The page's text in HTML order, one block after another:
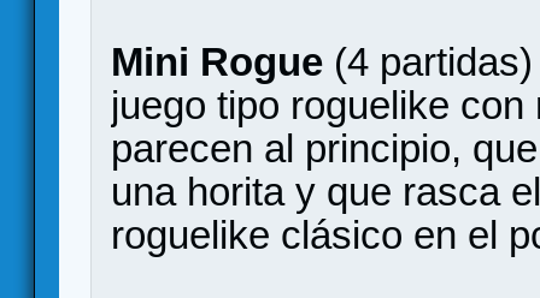
Mini Rogue (4
juego tipo roguelike
parecen al principio,
una horita y que rasca
roguelike clásico en el